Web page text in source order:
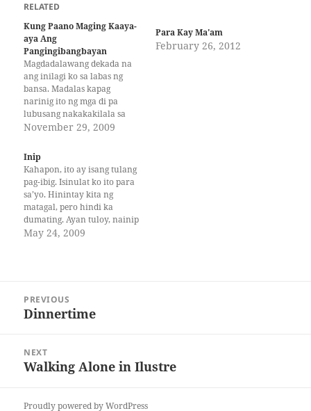
RELATED
Kung Paano Maging Kaaya-
aya Ang
Pangingibangbayan
Magdadalawang dekada na
ang inilagi ko sa labas ng
bansa. Madalas kapag
narinig ito ng mga di pa
lubusang nakakakilala sa
akin ay kaagad silang
na ako. Kumbaga, sinusukat
nila ang naipon kong
Swissfrancs sa tagal ng
paninirahan ko sa
Switzerland. Sa simula,
naaasiwa ako sa pahayag…
November 29, 2009
Para Kay Ma'am
February 26, 2012
Inip
Kahapon, ito ay isang tulang
pag-ibig. Isinulat ko ito para
sa’yo. Hinintay kita ng
matagal, pero hindi ka
dumating. Ayan tuloy, nainip
ito at naging isang hamak na
mga bagay na bumuo…
May 24, 2009
navigation
PREVIOUS
Previous
Dinnertime
NEXT
Next
Walking Alone in Ilustre
Proudly powered by WordPress